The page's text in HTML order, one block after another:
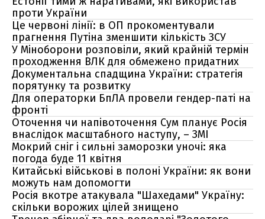
проти України
Це червоні лінії: в ОП прокоментували
прагнення Путіна зменшити кількість ЗСУ
У Міноборони розповіли, який крайній термін
проходження ВЛК для обмежено придатних
Документальна спадщина України: стратегія
порятунку та розвитку
Для операторки БпЛА провели гендер-паті на
фронті
Оточення чи напівоточення Сум планує Росія
внаслідок масштабного наступу, – ЗМІ
Мокрий сніг і сильні заморозки уночі: яка
погода буде 11 квітня
Китайські військові в полоні України: як вони
можуть нам допомогти
Росія вкотре атакувала "Шахедами" Україну:
скільки ворожих цілей знищено